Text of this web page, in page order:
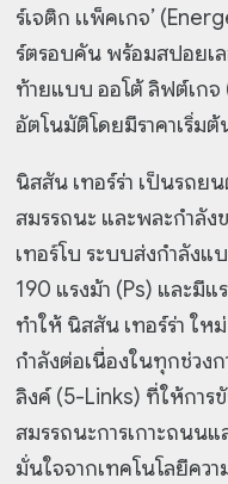
ร์เจติก เเพ็คเกจ’
ร์ตรอบคัน พร้อมสปอยเ
ท้ายแบบ ออโต้ ลิฟต์เก
อัตโนมัติโดยมีราคาเริ่ม
นิสสัน เทอร์ร่า เป็นรถย
สมรรถนะ และพละกำลั
เทอร์โบ ระบบส่งกำลัง
190 แรงม้า (Ps) และมี
ทำให้ นิสสัน เทอร์ร่า ให
กำลังต่อเนื่องในทุกช่วง
ลิงค์ (5-Links) ที่ให้กา
สมรรถนะการเกาะถนนแ
มั่นใจจากเทคโนโลยีคว